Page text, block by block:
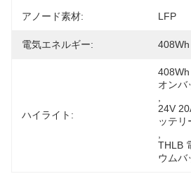
アノード素材: LFP
電気エネルギー: 408Wh
ハイライト:
オンバ
24V
ッテリ
THLB
ウムバ